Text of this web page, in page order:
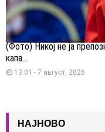
(Фото) Никој не ја
капа...
13:01 - 7 август, 2026
НАЈНОВО